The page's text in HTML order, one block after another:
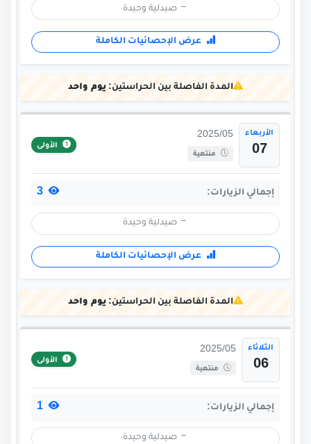
صيدلية وحيدة
عرض الإحصائيات الكاملة
المدة الفاصلة بين الحراستين: يوم واحد
الأربعاء
07
2025/05
منتهية
الأولى
إجمالي الزيارات:
صيدلية وحيدة
عرض الإحصائيات الكاملة
المدة الفاصلة بين الحراستين: يوم واحد
الثلاثاء
06
2025/05
منتهية
الأولى
إجمالي الزيارات:
صيدلية وحيدة